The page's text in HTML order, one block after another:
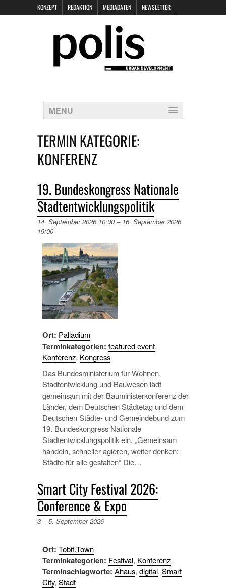
KONZEPT REDAKTION MEDIADATEN NEWSLETTER
DATENSCHUTZ
MENU
TERMIN KATEGORIE:
KONFERENZ
19. Bundeskongress Nationale
Stadtentwicklungspolitik
14. September 2026 10:00 – 16. September 2026
19:00
Ort: Palladium
Terminkategorien: featured event,
Konferenz, Kongress
Das Bundesministerium für Wohnen,
Stadtentwicklung und Bauwesen lädt
gemeinsam mit der Bauministerkonferenz der
Länder, dem Deutschen Städtetag und dem
Deutschen Städte- und Gemeindebund zum
19. Bundeskongress Nationale
Stadtentwicklungspolitik ein. „Gemeinsam
handeln, schneller agieren, weiter denken:
Städte für alle gestalten“ Die…
Smart City Festival 2026:
Conference & Expo
3 –5. September 2026
Ort: Tobit.Town
Terminkategorien: Festival, Konferenz
Terminschlagworte: Ahaus, digital, Smart
City, Stadt